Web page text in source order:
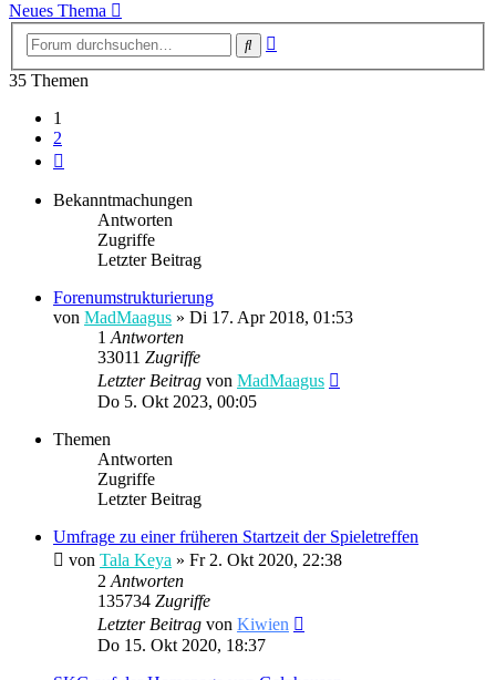
Neues Thema
Suche
35 Themen
1
2
Bekanntmachungen
Antworten
Zugriffe
Letzter Beitrag
Forenumstrukturierung
von MadMaagus » Di 17. Apr 2018, 01:53
1 Antworten
33011 Zugriffe
Letzter Beitrag von MadMaagus
Do 5. Okt 2023, 00:05
Themen
Antworten
Zugriffe
Letzter Beitrag
Umfrage zu einer früheren Startzeit der Spieletreffen
von Tala Keya » Fr 2. Okt 2020, 22:38
2 Antworten
135734 Zugriffe
Letzter Beitrag von Kiwien
Do 15. Okt 2020, 18:37